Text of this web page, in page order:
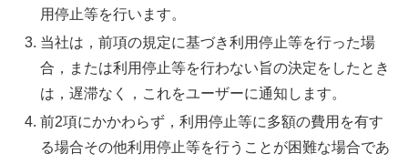
用停止等を行います。
当社は，前項の規定に基づき利用停止等を行った場
合，または利用停止等を行わない旨の決定をしたとき
は，遅滞なく，これをユーザーに通知します。
前2項にかかわらず，利用停止等に多額の費用を有す
る場合その他利用停止等を行うことが困難な場合であ